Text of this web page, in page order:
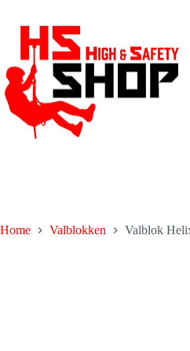
inhoud
Home Valblokken Valblok